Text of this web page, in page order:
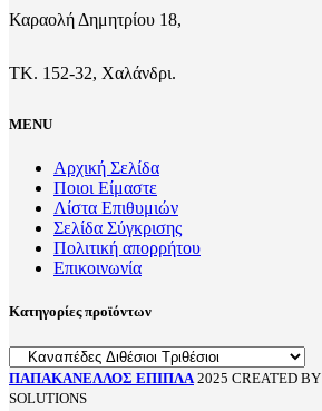
Καραολή Δημητρίου 18,
ΤΚ. 152-32, Χαλάνδρι.
MENU
Αρχική Σελίδα
Ποιοι Είμαστε
Λίστα Επιθυμιών
Σελίδα Σύγκρισης
Πολιτική απορρήτου
Επικοινωνία
Κατηγορίες προϊόντων
ΠΑΠΑΚΑΝΕΛΛΟΣ ΕΠΙΠΛΑ 2025 CREATED BY
SOLUTIONS